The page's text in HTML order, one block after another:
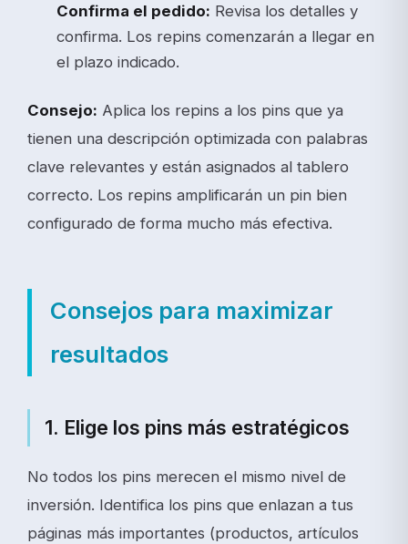
Confirma el pedido: Revisa los detalles y
confirma. Los repins comenzarán a llegar en
el plazo indicado.
Consejo: Aplica los repins a los pins que ya
tienen una descripción optimizada con palabras
clave relevantes y están asignados al tablero
correcto. Los repins amplificarán un pin bien
configurado de forma mucho más efectiva.
Consejos para maximizar
resultados
1. Elige los pins más estratégicos
No todos los pins merecen el mismo nivel de
inversión. Identifica los pins que enlazan a tus
páginas más importantes (productos, artículos